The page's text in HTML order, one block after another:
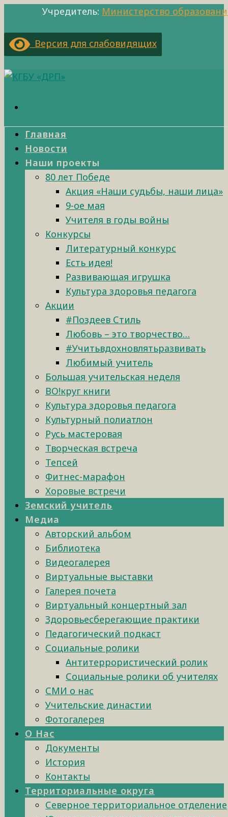
Учредитель: Министерство
Версия для слабовидящих
Главная
Новости
Наши проекты
80 лет Победе
Акция «Наши судьбы, наши лица»
9-ое мая
Учителя в годы войны
Конкурсы
Литературный конкурс
Есть идея!
Развивающая игрушка
Культура здоровья педагога
Акции
#Поздеев Стиль
Любовь – это творчество…
#Учитьвдохновлятьразвивать
Любимый учитель
Большая учительская неделя
ВО!круг книги
Культура здоровья педагога
Культурный полиатлон
Русь мастеровая
Творческая встреча
Тепсей
Фитнес-марафон
Хоровые встречи
Земский учитель
Медиа
Авторский альбом
Библиотека
Видеогалерея
Виртуальные выставки
Галерея почета
Виртуальный концертный зал
Здоровьесберегающие практики
Педагогический подкаст
Социальные ролики
Антитеррористический ролик
Социальные ролики об учителях
СМИ о нас
Учительские династии
Фотогалерея
О Нас
Документы
История
Контакты
Территориальные округа
Северное территориальное отделение